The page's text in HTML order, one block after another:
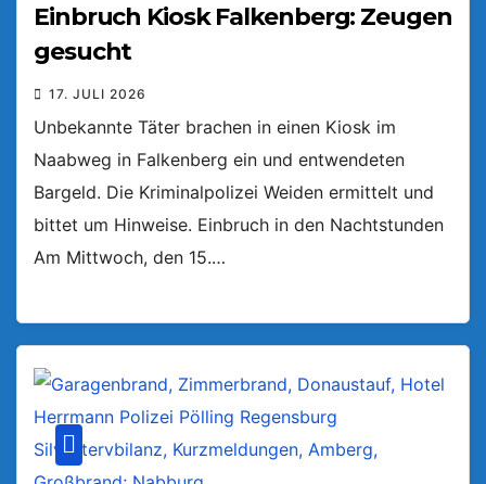
Einbruch Kiosk Falkenberg: Zeugen
gesucht
17. JULI 2026
Unbekannte Täter brachen in einen Kiosk im
Naabweg in Falkenberg ein und entwendeten
Bargeld. Die Kriminalpolizei Weiden ermittelt und
bittet um Hinweise. Einbruch in den Nachtstunden
Am Mittwoch, den 15.…